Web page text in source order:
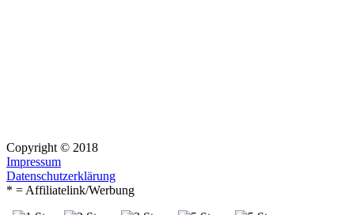
Copyright © 2018
Impressum
Datenschutzerklärung
* = Affiliatelink/Werbung